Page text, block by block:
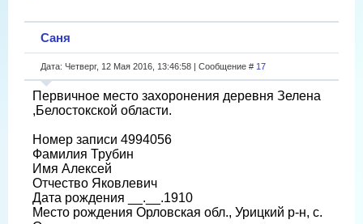
Саня
Дата: Четверг, 12 Мая 2016, 13:46:58 | Сообщение # 17
Первичное место захоронения деревня Зелена
,Белостокской области.
Номер записи 4994056
Фамилия Трубин
Имя Алексей
Отчество Яковлевич
Дата рождения __.__.1910
Место рождения Орловская обл., Урицкий р-н, с.